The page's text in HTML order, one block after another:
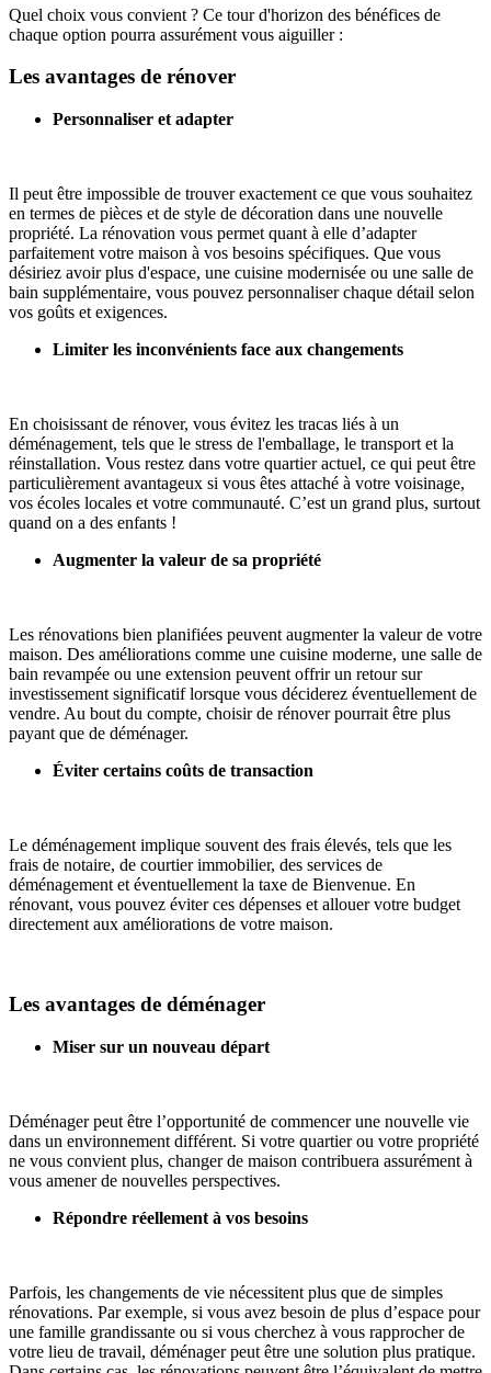
Quel choix vous convient ? Ce tour d'horizon des bénéfices de
chaque option pourra assurément vous aiguiller :
Les avantages de rénover
Personnaliser et adapter
Il peut être impossible de trouver exactement ce que vous souhaitez
en termes de pièces et de style de décoration dans une nouvelle
propriété. La rénovation vous permet quant à elle d’adapter
parfaitement votre maison à vos besoins spécifiques. Que vous
désiriez avoir plus d'espace, une cuisine modernisée ou une salle de
bain supplémentaire, vous pouvez personnaliser chaque détail selon
vos goûts et exigences.
Limiter les inconvénients face aux changements
En choisissant de rénover, vous évitez les tracas liés à un
déménagement, tels que le stress de l'emballage, le transport et la
réinstallation. Vous restez dans votre quartier actuel, ce qui peut être
particulièrement avantageux si vous êtes attaché à votre voisinage,
vos écoles locales et votre communauté. C’est un grand plus, surtout
quand on a des enfants !
Augmenter la valeur de sa propriété
Les rénovations bien planifiées peuvent augmenter la valeur de votre
maison. Des améliorations comme une cuisine moderne, une salle de
bain revampée ou une extension peuvent offrir un retour sur
investissement significatif lorsque vous déciderez éventuellement de
vendre. Au bout du compte, choisir de rénover pourrait être plus
payant que de déménager.
Éviter certains coûts de transaction
Le déménagement implique souvent des frais élevés, tels que les
frais de notaire, de courtier immobilier, des services de
déménagement et éventuellement la taxe de Bienvenue. En
rénovant, vous pouvez éviter ces dépenses et allouer votre budget
directement aux améliorations de votre maison.
Les avantages de déménager
Miser sur un nouveau départ
Déménager peut être l’opportunité de commencer une nouvelle vie
dans un environnement différent. Si votre quartier ou votre propriété
ne vous convient plus, changer de maison contribuera assurément à
vous amener de nouvelles perspectives.
Répondre réellement à vos besoins
Parfois, les changements de vie nécessitent plus que de simples
rénovations. Par exemple, si vous avez besoin de plus d’espace pour
une famille grandissante ou si vous cherchez à vous rapprocher de
votre lieu de travail, déménager peut être une solution plus pratique.